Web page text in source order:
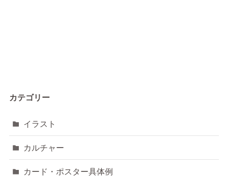
カテゴリー
イラスト
カルチャー
カード・ポスター具体例